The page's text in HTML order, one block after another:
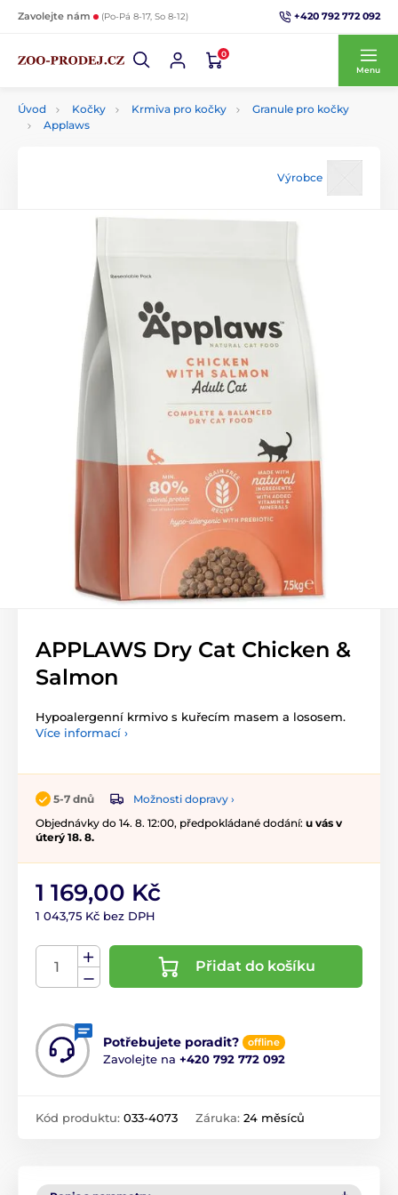
Zavolejte nám (Po-Pá 8-17, So 8-12) +420 792 772 092
0
Menu
Úvod Kočky Krmiva pro kočky
Granule pro kočky
Applaws
Výrobce
APPLAWS Dry Cat Chicken &
Salmon
Hypoalergenní krmivo s kuřecím masem a lososem.
Více informací ›
5-7 dnů
Možnosti dopravy ›
Objednávky do 14. 8. 12:00, předpokládané dodání: u vás v
úterý 18. 8.
1 169,00 Kč
1 043,75 Kč bez DPH
Přidat do košíku
Potřebujete poradit? offline
Zavolejte na +420 792 772 092
Kód produktu: 033-4073 Záruka: 24 měsíců